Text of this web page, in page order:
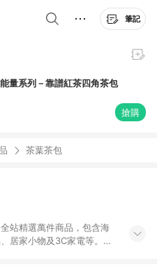
筆記
能量系列－靠譜紅茶四角茶包
搶購
茶葉茶包
站精選萬件商品，包含海
居家小物及3C家電等。全